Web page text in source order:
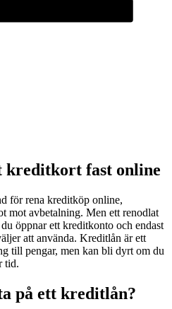
kreditkort fast online
för rena kreditköp online,
mot avbetalning. Men ett renodlat
öppnar ett kreditkonto och endast
att använda. Kreditlån är ett
till pengar, men kan bli dyrt om du
tid.
på ett kreditlån?